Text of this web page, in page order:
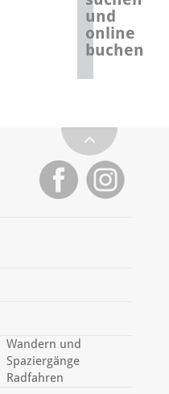
und
online
buchen
Wandern und
Spaziergänge
Radfahren